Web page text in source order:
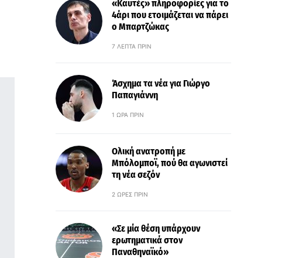
«Καυτές» πληροφορίες για το
4άρι που ετοιμάζεται να πάρει
ο Μπαρτζώκας
7 ΛΕΠΤΆ ΠΡΙΝ
Άσχημα τα νέα για Γιώργο
Παπαγιάννη
1 ΏΡΑ ΠΡΙΝ
Ολική ανατροπή με
Μπόλομποϊ, πού θα αγωνιστεί
τη νέα σεζόν
2 ΏΡΕΣ ΠΡΙΝ
«Σε μία θέση υπάρχουν
ερωτηματικά στον
Παναθηναϊκό»